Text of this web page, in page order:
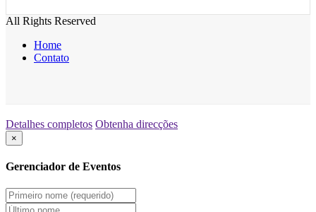
All Rights Reserved
Home
Contato
Detalhes completos Obtenha direcções
×
Gerenciador de Eventos